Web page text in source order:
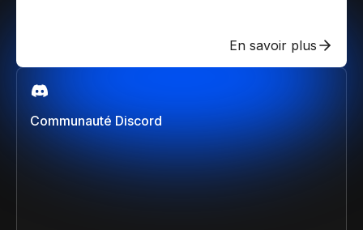
Communauté Discord
En savoir plus